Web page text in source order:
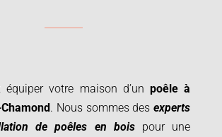
équiper votre maison d’un poêle à
. Nous sommes desexperts
de poêles en boispour une